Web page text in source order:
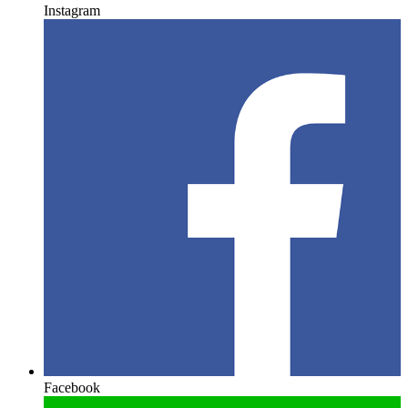
Instagram
Facebook